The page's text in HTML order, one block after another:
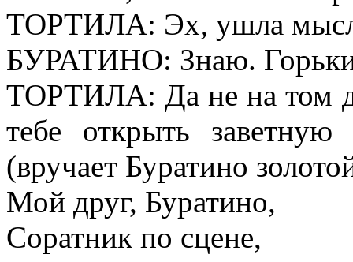
ТОРТИЛА: Эх, ушла
БУРАТИНО: Знаю.
ТОРТИЛА: Да не на том
тебе открыть заветную
(вручает Буратино
Мой друг, Буратино,
Соратник по сцене,